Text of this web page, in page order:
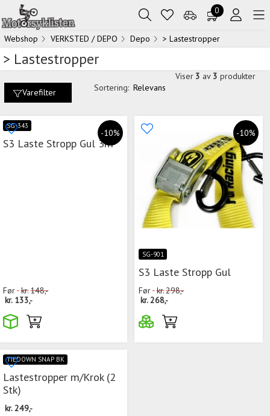
0
Webshop VERKSTED / DEPO Depo > Lastestropper
> Lastestropper
Varefilter Sortering: Relevans
Viser 3 av 3 produkter
-10%
SG-343
S3 Laste Stropp Gul 3m
Før kr.148,-
kr. 133,-
-10%
SG-901
S3 Laste Stropp Gul
Før kr.298,-
kr.268,-
TIEDOWN SNAP BK
Lastestropper m/Krok (2
Stk)
kr.249,-